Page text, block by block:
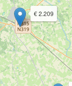
€ 2.209